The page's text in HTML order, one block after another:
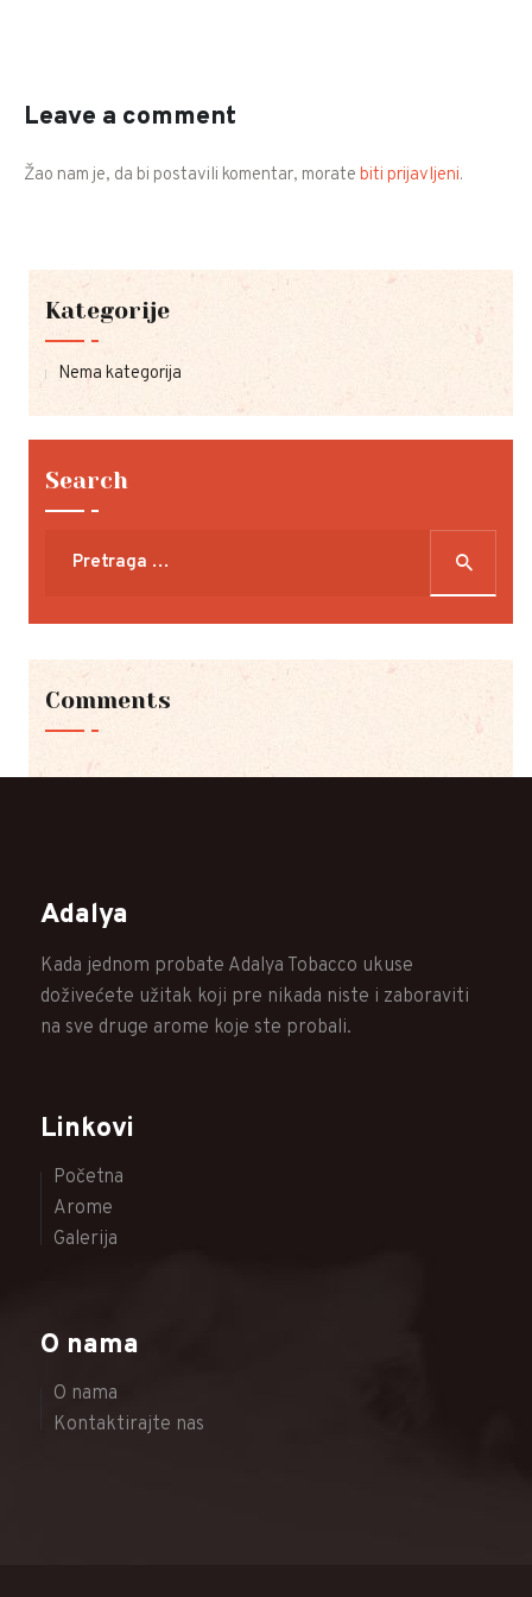
Leave a comment
Žao nam je, da bi postavili komentar, morate biti prijavljeni.
Kategorije
Nema kategorija
Search
Comments
Adalya
Kada jednom probate Adalya Tobacco ukuse
doživećete užitak koji pre nikada niste i zaboraviti
na sve druge arome koje ste probali.
Linkovi
Početna
Arome
Galerija
O nama
O nama
Kontaktirajte nas